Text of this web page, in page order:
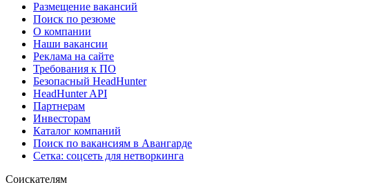
Размещение вакансий
Поиск по резюме
О компании
Наши вакансии
Реклама на сайте
Требования к ПО
Безопасный HeadHunter
HeadHunter API
Партнерам
Инвесторам
Каталог компаний
Поиск по вакансиям в Авангарде
Сетка: соцсеть для нетворкинга
Соискателям